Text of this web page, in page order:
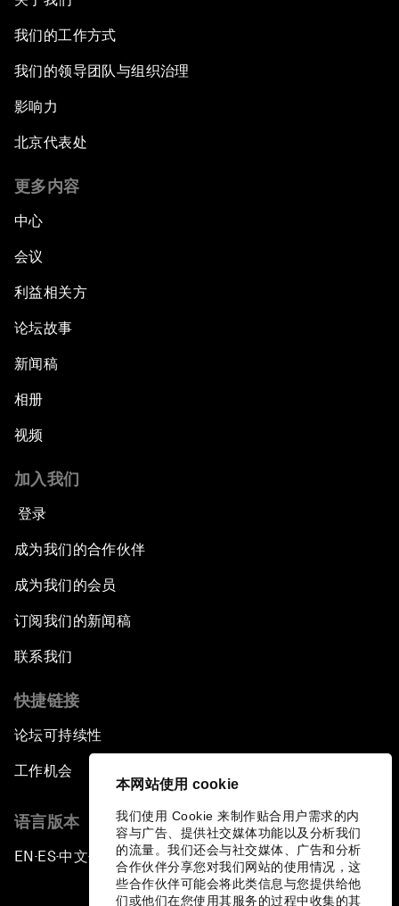
本网站使用 cookie
我们使用 Cookie 来制作贴合用户需求的内
容与广告、提供社交媒体功能以及分析我们
的流量。我们还会与社交媒体、广告和分析
合作伙伴分享您对我们网站的使用情况，这
些合作伙伴可能会将此类信息与您提供给他
们或他们在您使用其服务的过程中收集的其
我们的工作方式
我们的领导团队与组织治理
影响力
北京代表处
更多内容
中心
会议
利益相关方
论坛故事
新闻稿
相册
视频
加入我们
登录
成为我们的合作伙伴
成为我们的会员
订阅我们的新闻稿
联系我们
快捷链接
论坛可持续性
工作机会
语言版本
EN ▪ES▪中文▪ 日本語